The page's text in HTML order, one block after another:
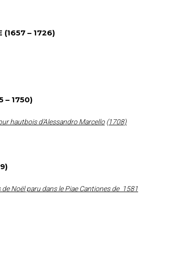
(1657 – 1726)
– 1750)
hautbois d’Alessandro Marcello (1708)
de Noël paru dans le Piae Cantiones de 1581